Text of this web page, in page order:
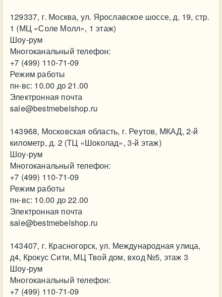
129337, г. Москва, ул. Ярославское шоссе, д. 19, стр.
1 (МЦ «Соле Молл», 1 этаж)
Шоу-рум
Многоканальный телефон:
+7 (499) 110-71-09
Режим работы
пн-вс: 10.00 до 21.00
Электронная почта
sale@bestmebelshop.ru
143968, Московская область, г. Реутов, МКАД, 2-й
километр, д. 2 (ТЦ «Шоколад», 3-й этаж)
Шоу-рум
Многоканальный телефон:
+7 (499) 110-71-09
Режим работы
пн-вс: 10.00 до 22.00
Электронная почта
sale@bestmebelshop.ru
143407, г. Красногорск, ул. Международная улица,
д4, Крокус Сити, МЦ Твой дом, вход №5, этаж 3
Шоу-рум
Многоканальный телефон:
+7 (499) 110-71-09